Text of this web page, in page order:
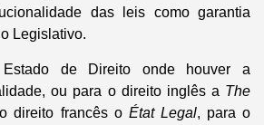
das leis como garantia
Legislativo.
de Direito onde houver a
ou para o direito inglês a The
direito francês o État Legal, para o